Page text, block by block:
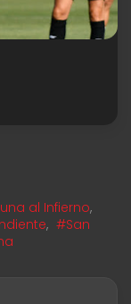
al Infierno,
, #San